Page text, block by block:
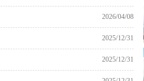
2026/04/08
2025/12/31
2025/12/31